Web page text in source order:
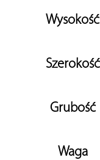
Wysokość
Szerokość
Grubość
Waga